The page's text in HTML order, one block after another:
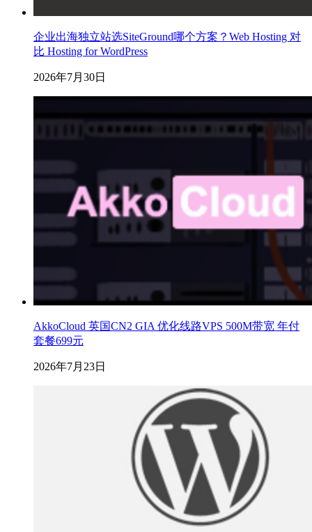
企业出海独立站选SiteGround哪个方案？Web Hosting 对
比 Hosting for WordPress
2026年7月30日
AkkoCloud 英国CN2 GIA 优化线路VPS 500M带宽 年付
套餐699元
2026年7月23日